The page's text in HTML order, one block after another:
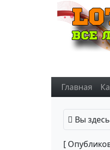
Главная
Вы
[